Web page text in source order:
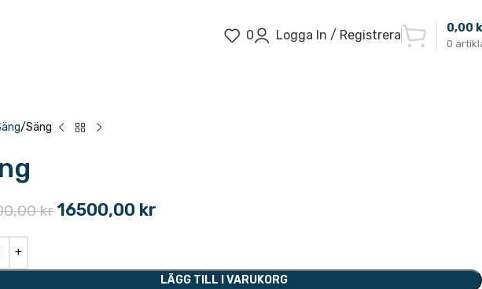
0 Logga In / Registrera
0
0,00
Säng
kr 16500,00 kr
LÄGG TILL I VARUKORG